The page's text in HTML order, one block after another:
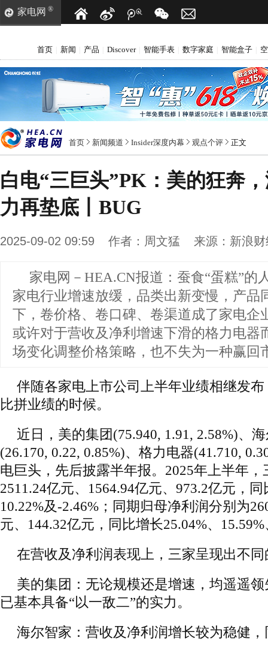
家电网 ®
首页 新闻 产品 Discover 智能手表 数字家庭 智能盒子
首页 新闻频道 Insider深度内幕 观点个评 正文
白电“三巨头”PK：美的狂奔
力再垫底丨BUG
2025-09-02 09:59 作者： 周文猛 来源： 新浪
家电网－HEA.CN报道： 蚕食“蛋糕”的
家电行业增速放缓，品类出新变慢，产品
下，卷价格、卷口碑、卷渠道成了家电企
或许对于营收及净利增速下滑的格力电器
场变化调整价格策略，也不失为一种赢回
伴随各家电上市公司上半年业绩相继发
比拼业绩的时候。
近日，美的集团(75.940, 1.91, 2.58%)、
(26.170, 0.22, 0.85%)、格力电器(41.710,
电巨头，先后披露半年报。2025年上半年
2511.24亿元、1564.94亿元、973.2亿元，
10.22%及-2.46%；同期归母净利润分别为
元、144.32亿元，同比增长25.04%、
在营收及净利润表现上，三家呈现出不
美的集团：无论规模还是增速，均遥遥
已基本具备“以一敌二”的实力。
海尔智家：营收及净利润增长较为稳健